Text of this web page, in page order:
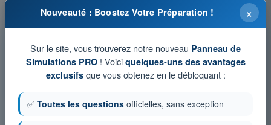
Tests d'entraînement et examens blancs
Simulation d'examen PPL(A) FR - Règlementation
QCM d'Entraînement PPL(A) FR - Règlementation
Examen en PDF PPL(A) FR - Règlementation
×
Nouveauté : Boostez Votre Préparation !
Sur le site, vous trouverez notre nouveau Panneau de
Simulations PRO! Voici quelques-uns des avantages
exclusifsque vous obtenez en le débloquant :
✅ Toutes les questions officielles, sans exception